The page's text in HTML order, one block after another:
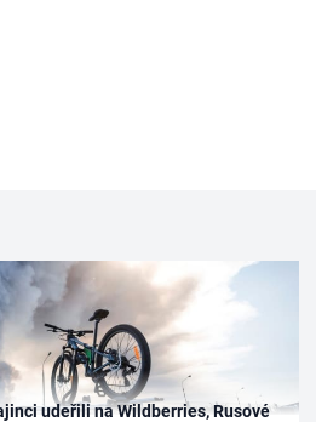
udeřili na Wildberries, Rusové